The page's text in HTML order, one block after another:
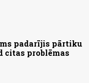
padarījis pārtiku
citas problēmas